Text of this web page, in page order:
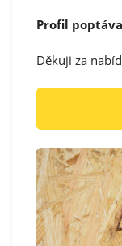
Profil
Děkuji za